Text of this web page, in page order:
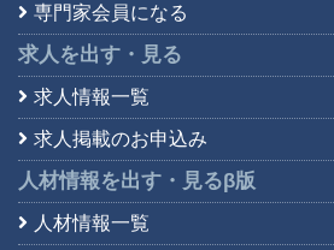
専門家会員になる
求人を出す・見る
求人情報一覧
求人掲載のお申込み
人材情報を出す・見るβ版
人材情報一覧